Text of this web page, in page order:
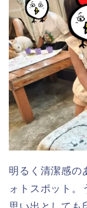
明るく清潔感の
ォトスポット。